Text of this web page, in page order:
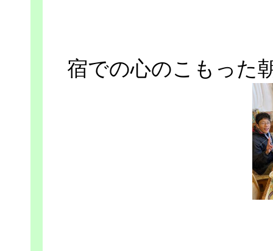
宿での心のこもった